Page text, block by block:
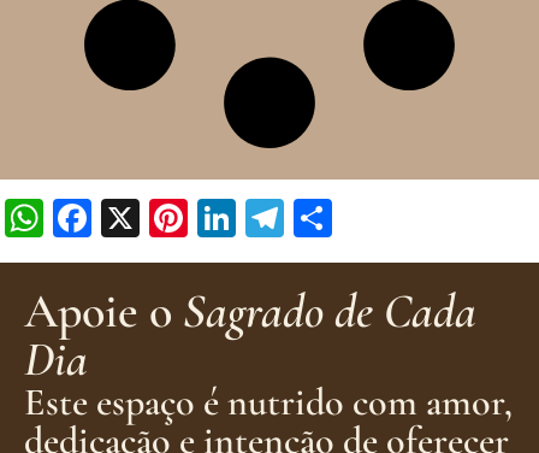
WhatsApp
Facebook
X Pinterest
LinkedIn
Telegram
Apoie o Sagrado de Cada
Dia
Este espaço é nutrido com amor,
dedicação e intenção de oferecer